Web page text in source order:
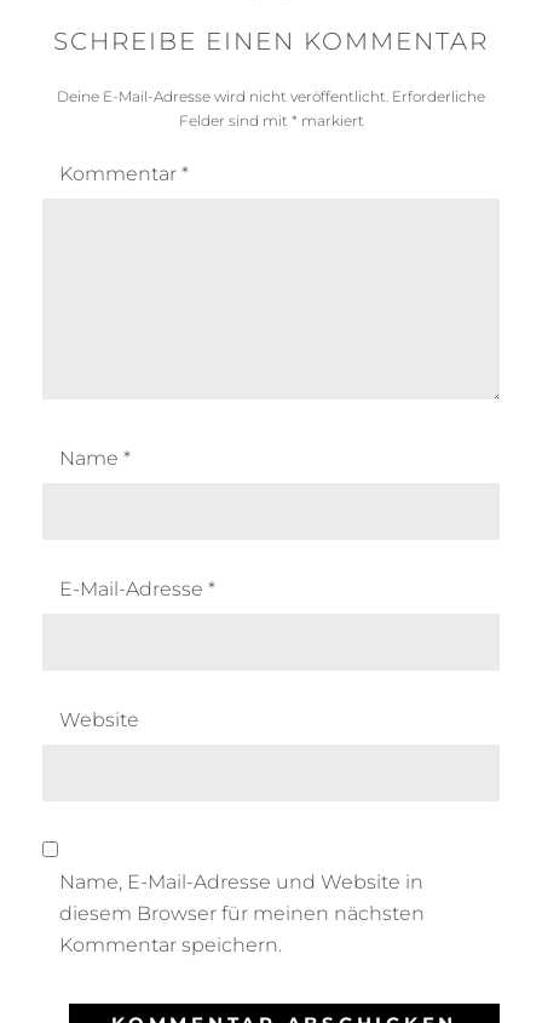
SCHREIBE EINEN KOMMENTAR
Deine E-Mail-Adresse wird nicht veröffentlicht. Erforderliche
Felder sind mit * markiert
Kommentar *
Name *
E-Mail-Adresse *
Website
Name, E-Mail-Adresse und Website in
diesem Browser für meinen nächsten
Kommentar speichern.